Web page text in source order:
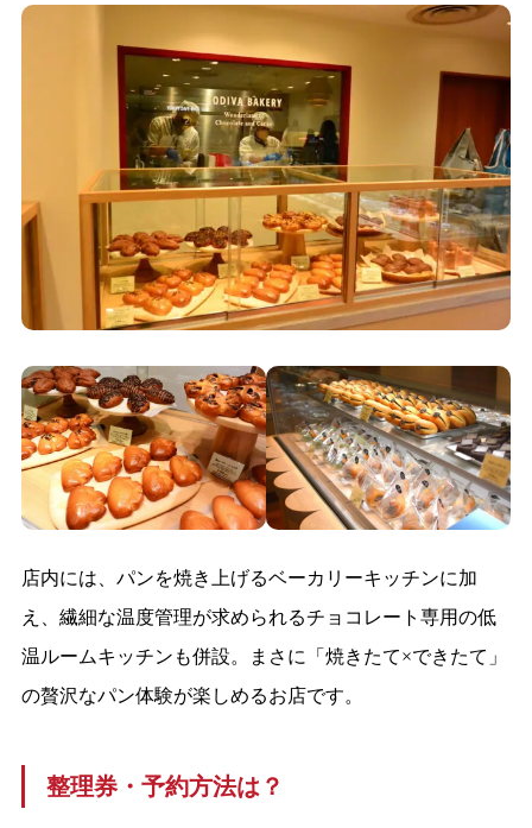
店内には、パンを焼き上げるベーカリーキッチンに加
え、繊細な温度管理が求められるチョコレート専用の低
温ルームキッチンも併設。まさに「焼きたて×できたて」
の贅沢なパン体験が楽しめるお店です。
整理券・予約方法は？